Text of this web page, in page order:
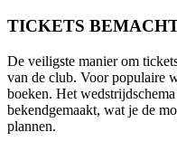
TICKETS
De veiligste manier om
van de club. Voor populaire
boeken. Het
bekendgemaakt, wat je de
plannen.